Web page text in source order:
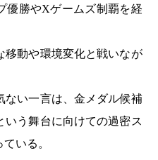
優勝やXゲームズ制覇を経
移動や環境変化と戦いなが
ない一言は、金メダル候補
いう舞台に向けての過密ス
いる。